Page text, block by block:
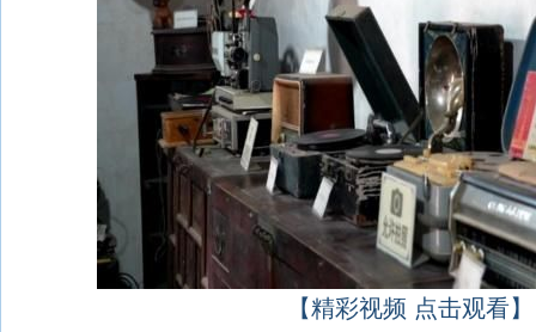
【精彩视频 点击观看】